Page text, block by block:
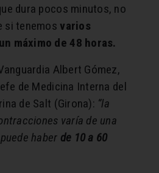
dura pocos minutos, no
si tenemos varios
máximo de 48 horas.
Albert Gómez,
de Medicina Interna del
de Salt (Girona): “la
varía de una
haber de 10 a 60